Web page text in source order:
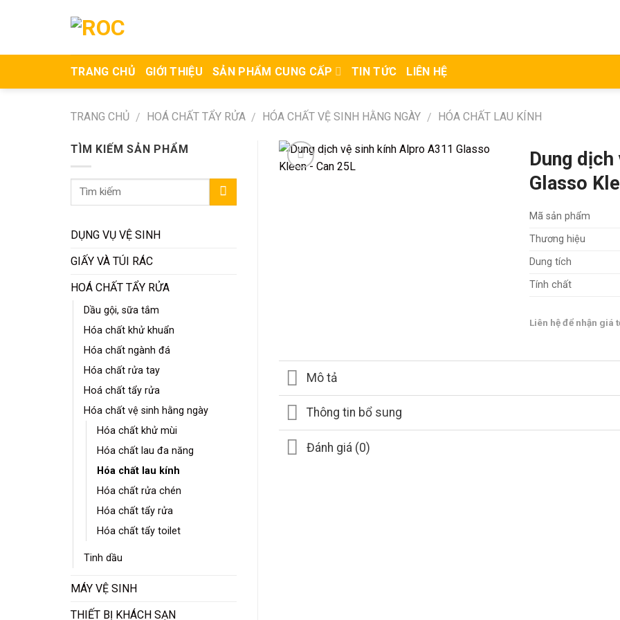
TRANG CHỦ GIỚI THIỆU SẢN PHẨM CUNG CẤP TIN TỨC LIÊN HỆ
TRANG CHỦ / HOÁ CHẤT TẨY RỬA / HÓA CHẤT VỆ SINH HẰNG NGÀY / HÓA CHẤT LAU KÍNH
TÌM KIẾM SẢN PHẨM
DỤNG VỤ VỆ SINH
GIẤY VÀ TÚI RÁC
HOÁ CHẤT TẨY RỬA
Dầu gội, sữa tắm
Hóa chất khử khuẩn
Hóa chất ngành đá
Hóa chất rửa tay
Hoá chất tẩy rửa
Hóa chất vệ sinh hằng ngày
Hóa chất khử mùi
Hóa chất lau đa năng
Hóa chất lau kính
Hóa chất rửa chén
Hóa chất tẩy rửa
Hóa chất tẩy toilet
Tinh dầu
MÁY VỆ SINH
THIẾT BỊ KHÁCH SẠN
Dung
Glasso
Mã sản phẩm
Thương hiệu
Dung tích
Tính chất
Liên hệ để nhận giá
Mô tả
Thông tin bổ sung
Đánh giá (0)